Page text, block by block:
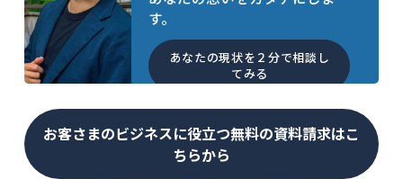
す。
あなたの現状を２分で相談し
てみる
お客さまのビジネスに役立つ無料の資料請求はこ
ちらから